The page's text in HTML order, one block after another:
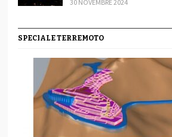
30 NOVEMBRE 2024
SPECIALE TERREMOTO